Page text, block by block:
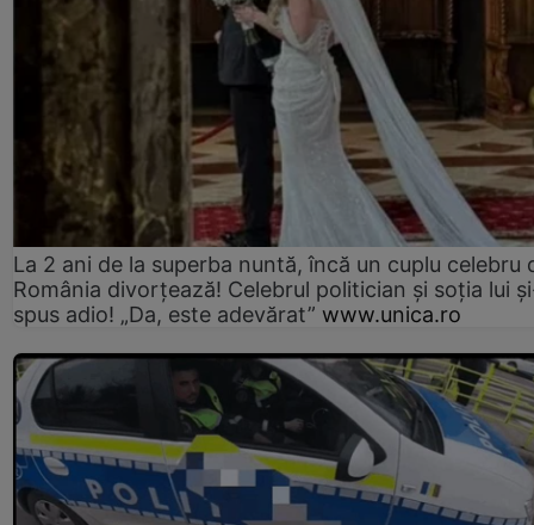
La 2 ani de la superba nuntă, încă un cuplu celebru
România divorțează! Celebrul politician și soția lui
spus adio! „Da, este adevărat” www.unica.ro